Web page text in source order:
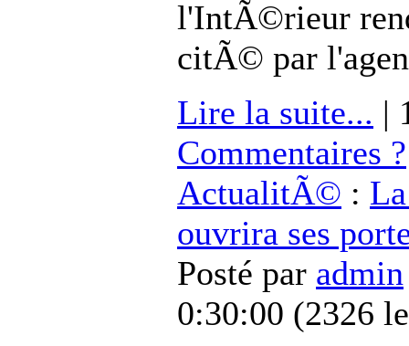
l'IntÃ©rieur
citÃ© par
Lire la suite... |
Commentaires ?
ActualitÃ© :
ouvrira ses
Posté par admin
0:30:00 (2326